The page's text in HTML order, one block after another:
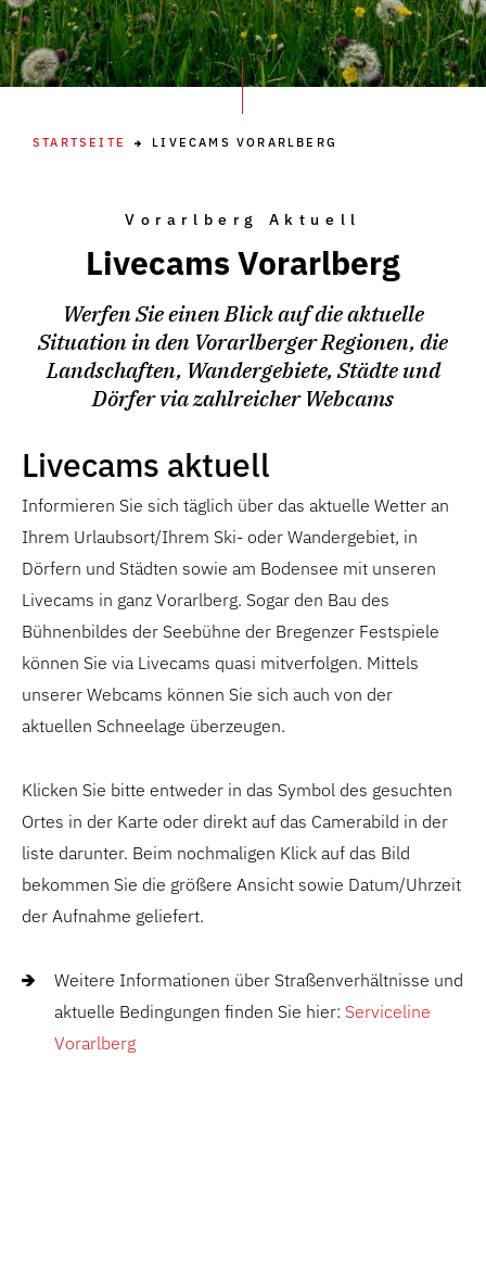
STARTSEITE LIVECAMS VORARLBERG
Vorarlberg Aktuell
Livecams Vorarlberg
Werfen Sie einen Blick auf die aktuelle
Situation in den Vorarlberger Regionen, die
Landschaften, Wandergebiete, Städte und
Dörfer via zahlreicher Webcams
Livecams aktuell
Informieren Sie sich täglich über das aktuelle Wetter an
Ihrem Urlaubsort/Ihrem Ski- oder Wandergebiet, in
Dörfern und Städten sowie am Bodensee mit unseren
Livecams in ganz Vorarlberg. Sogar den Bau des
Bühnenbildes der Seebühne der Bregenzer Festspiele
können Sie via Livecams quasi mitverfolgen. Mittels
unserer Webcams können Sie sich auch von der
aktuellen Schneelage überzeugen.
Klicken Sie bitte entweder in das Symbol des gesuchten
Ortes in der Karte oder direkt auf das Camerabild in der
liste darunter. Beim nochmaligen Klick auf das Bild
bekommen Sie die größere Ansicht sowie Datum/Uhrzeit
der Aufnahme geliefert.
Weitere Informationen über Straßenverhältnisse und
aktuelle Bedingungen finden Sie hier: Serviceline
Vorarlberg